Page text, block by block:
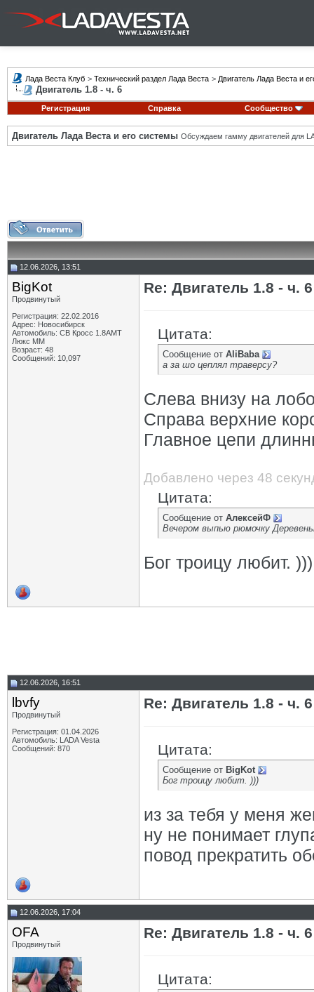
Лада Веста Клуб > Технический раздел Лада Веста > Двигатель Лада Веста и
Двигатель 1.8 - ч. 6
Регистрация Справка Сообщество
Двигатель Лада Веста и его системы Обсуждаем гамму двигателей для
12.06.2026, 13:51
BigKot
Продвинутый
Регистрация: 22.02.2016
Адрес: Новосибирск
Автомобиль: СВ Кросс 1.8АМТ
Люкс ММ
Возраст: 48
Сообщений: 10,097
Re: Двигатель 1.8 - ч. 6
Цитата:
Сообщение от AliBaba
а за шо цеплял траверсу?
Слева внизу на
Справа верхние
Главное цепи
Добавлено через 48
Цитата:
Сообщение от АлексейФ
Вечером выпью рюмочку
Бог троицу любит. )))
12.06.2026, 16:51
lbvfy
Продвинутый
Регистрация: 01.04.2026
Автомобиль: LADA Vesta
Сообщений: 870
Re: Двигатель 1.8 - ч. 6
Цитата:
Сообщение от BigKot
Бог троицу любит. )))
из за тебя у меня
ну не понимает
повод прекратить
12.06.2026, 17:04
OFA
Продвинутый
Re: Двигатель 1.8 - ч. 6
Цитата: